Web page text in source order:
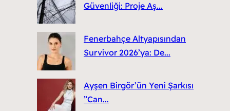
Güvenliği: Proje Aş...
Fenerbahçe Altyapısından
Survivor 2026’ya: De...
Ayşen Birgör’ün Yeni Şarkısı
”Can...